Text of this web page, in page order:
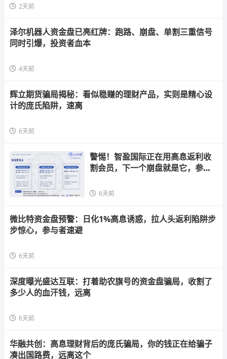
2天前
泽尔机器人资金盘已亮红牌：跑路、崩盘、单割三重信号
同时引爆，投资者血本
4天前
辉立期货骗局揭秘：看似稳赚的理财产品，实则是精心设
计的庞氏陷阱，速离
6天前
警惕！智盈国际正在用高息返利收
割会员，下一个崩盘就是它，参与
6天前
微比特资金盘预警：日化1%高息诱惑，拉人头返利陷阱步
步惊心，参与者速避
6天前
深度曝光盛达互联：打着助农旗号的资金盘骗局，收割了
多少人的血汗钱，远离
6天前
华融共创：高息理财背后的庞氏骗局，你的钱正在给骗子
凑出国路费，远离这个